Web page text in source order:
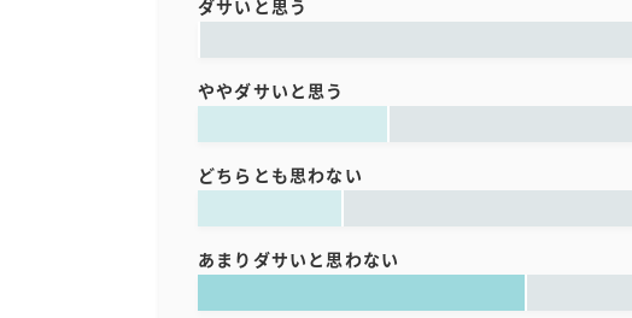
ダサいと思う
ややダサいと思う
どちらとも思わない
あまりダサいと思わない